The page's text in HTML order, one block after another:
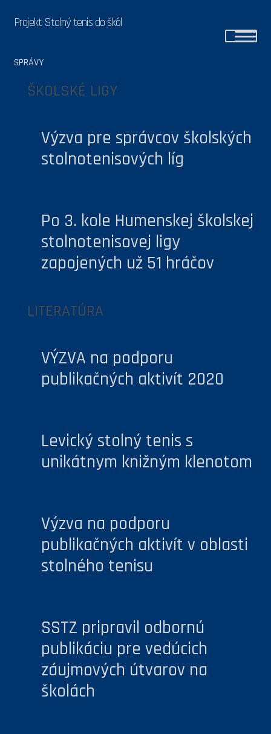
Preskočiť na navigáciu
Preskočiť na obsah
Projekt Stolný tenis do škôl
SPRÁVY
ŠKOLSKÉ LIGY
Výzva pre správcov školských
stolnotenisových líg
Po 3. kole Humenskej školskej
stolnotenisovej ligy
zapojených už 51 hráčov
LITERATÚRA
VÝZVA na podporu
publikačných aktivít 2020
Levický stolný tenis s
unikátnym knižným klenotom
Výzva na podporu
publikačných aktivít v oblasti
stolného tenisu
SSTZ pripravil odbornú
publikáciu pre vedúcich
záujmových útvarov na
školách